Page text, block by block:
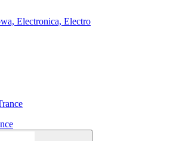
Electronica, Electro